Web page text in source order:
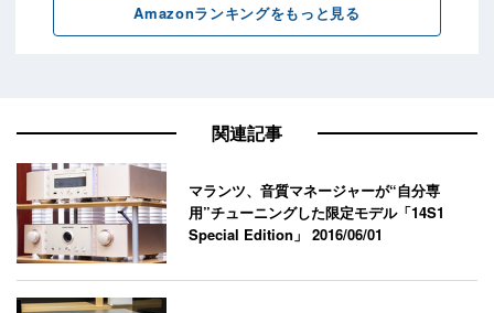
関連記事
マランツ、音質マネージャーが“自分専
用”チューニングした限定モデル「14S1
Special Edition」2016/06/01